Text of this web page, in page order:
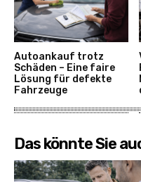
Autoankauf trotz
Schäden – Eine faire
Lösung für defekte
Fahrzeuge
Das könnte Sie